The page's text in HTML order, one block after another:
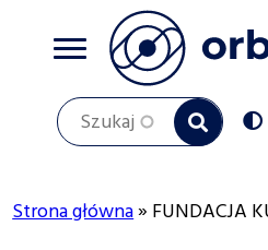
Szukaj
Strona główna FUNDACJA